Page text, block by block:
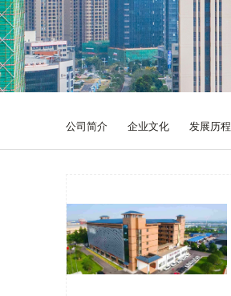
公司简介 企业文化 发展历程